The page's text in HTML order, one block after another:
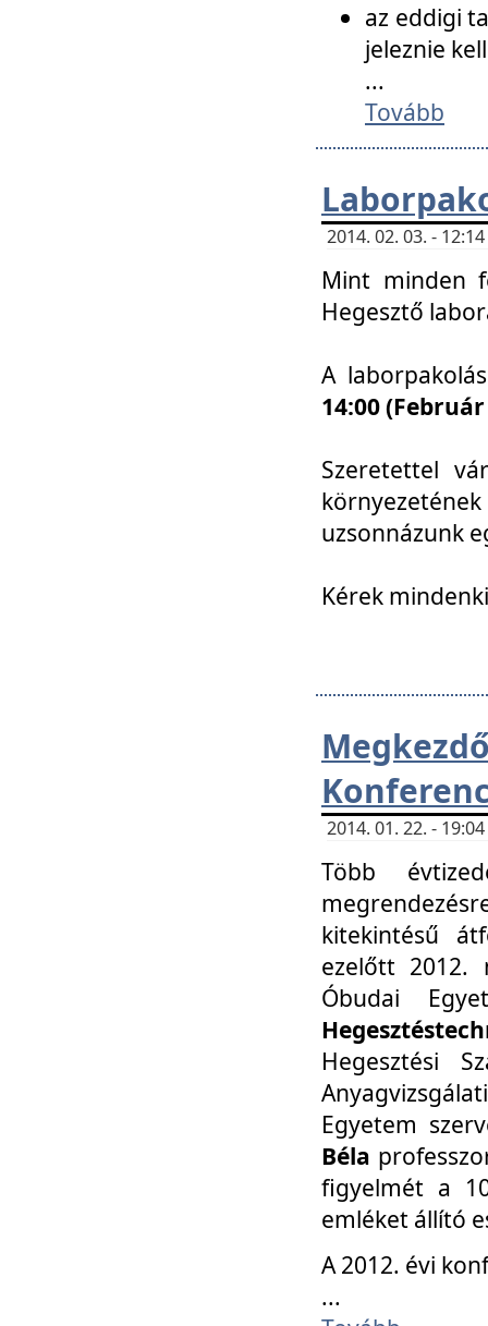
az eddigi
jeleznie
...
Tovább
2014. 02. 03. -
Mint minden
Hegesztő
A
14:00
Szeretettel
uzsonnázunk
Kérek
2014. 01. 22. -
Több
kitekintésű
ezelőtt 2012.
Óbudai
Hegesztési
Egyetem
Béla
figyelmét a
emléket állító
A 2012. évi
...